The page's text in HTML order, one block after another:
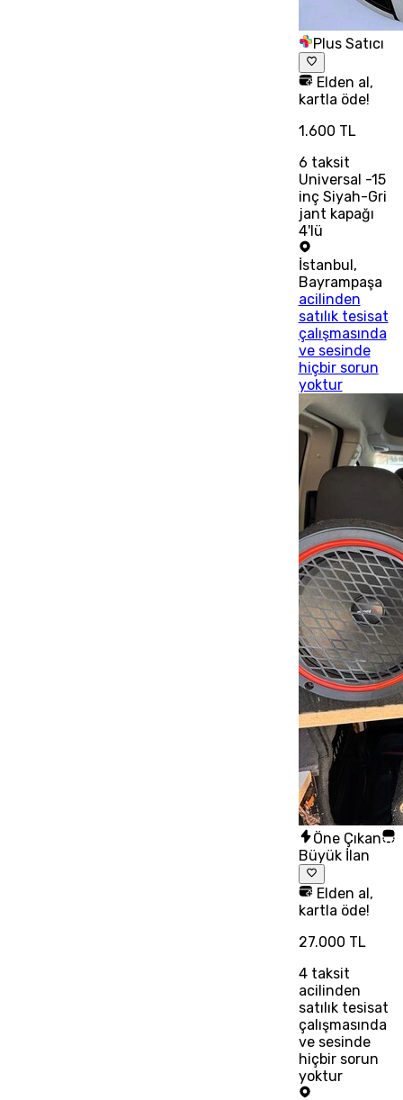
Plus Satıcı
Elden al,
kartla öde!
1.600 TL
6 taksit
Universal -15
inç Siyah-Gri
jant kapağı
4'lü
İstanbul,
Bayrampaşa
acilinden
satılık tesisat
çalışmasında
ve sesinde
hiçbir sorun
yoktur
Öne Çıkan
Büyük İlan
Elden al,
kartla öde!
27.000 TL
4taksit
acilinden
satılık tesisat
çalışmasında
ve sesinde
hiçbir sorun
yoktur